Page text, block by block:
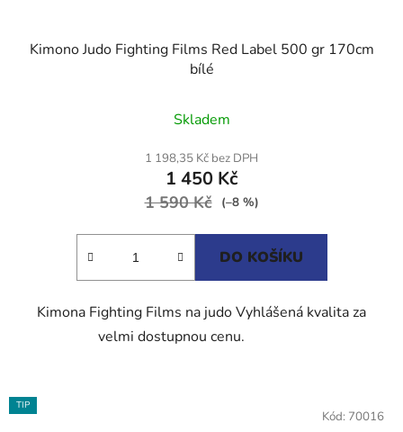
Kimono Judo Fighting Films Red Label 500 gr 170cm
bílé
hodnocení
produktu
je
5,0
Skladem
1 198,35 Kč bez DPH
1 450 Kč
1 590 Kč (–8 %)
DO KOŠÍKU
Kimona Fighting Films na judo Vyhlášená kvalita za
velmi dostupnou cenu.
TIP
Kód: 70016